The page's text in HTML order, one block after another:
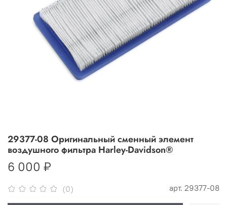
(0) арт. 29377-08
29377-08 Оригинальный сменный элемент
воздушного фильтра Harley-Davidson®
6 000 ₽